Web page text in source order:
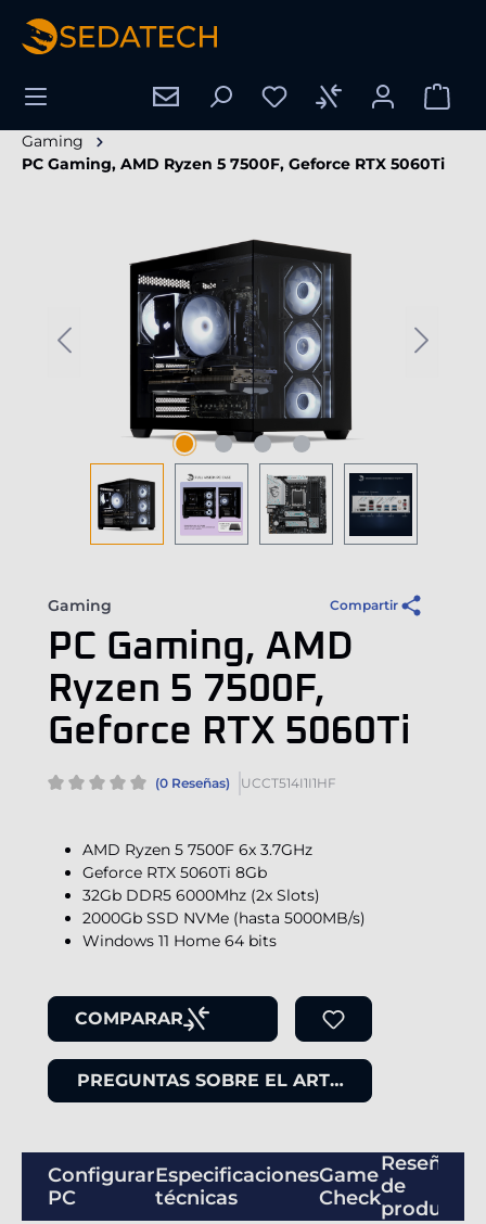
principal
Gaming
PC Gaming, AMD Ryzen 5 7500F, Geforce RTX 5060Ti
Gaming Compartir
PC Gaming, AMD
Ryzen 5 7500F,
Geforce RTX 5060Ti
(0 Reseñas) UCCT514I1I1HF
AMD Ryzen 5 7500F 6x 3.7GHz
Geforce RTX 5060Ti 8Gb
32Gb DDR5 6000Mhz (2x Slots)
2000Gb SSD NVMe (hasta 5000MB/s)
Windows 11 Home 64 bits
COMPARAR
PREGUNTAS SOBRE EL ARTÍCULO
Configurar
PC
Especificaciones
técnicas
Game
Check
Reseñas
de
productos